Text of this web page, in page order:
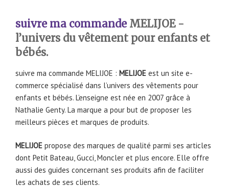
suivre ma commandeMELIJOE -
l’univers du vêtement pour enfants et
bébés.
suivre ma commande MELIJOE : MELIJOE est un site e-
commerce spécialisé dans l’univers des vêtements pour
enfants et bébés. L’enseigne est née en 2007 grâce à
Nathalie Genty. La marque a pour but de proposer les
meilleurs pièces et marques de produits.
MELIJOE propose des marques de qualité parmi ses articles
dont Petit Bateau, Gucci, Moncler et plus encore. Elle offre
aussi des guides concernant ses produits afin de faciliter
les achats de ses clients.